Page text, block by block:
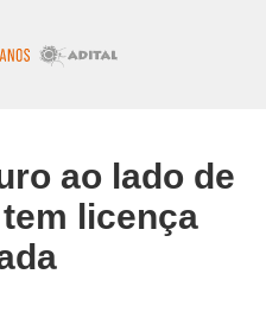
ao lado de
licença